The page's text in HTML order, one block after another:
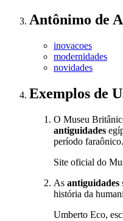
Antônimo de
inovacoes
modernidades
novidades
Exemplos de
O Museu
antiguidades
período faraônico.
Site oficial do
As antiguidades
história da
Umberto Eco,